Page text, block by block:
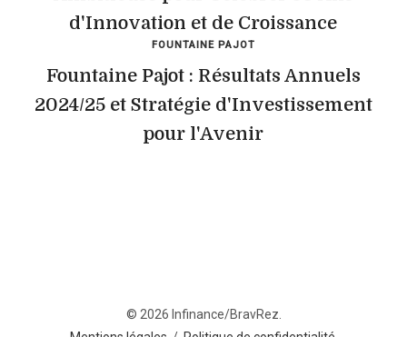
d'Innovation et de Croissance
FOUNTAINE PAJOT
Fountaine Pajot : Résultats Annuels
2024/25 et Stratégie d'Investissement
pour l'Avenir
© 2026 Infinance/BravRez.